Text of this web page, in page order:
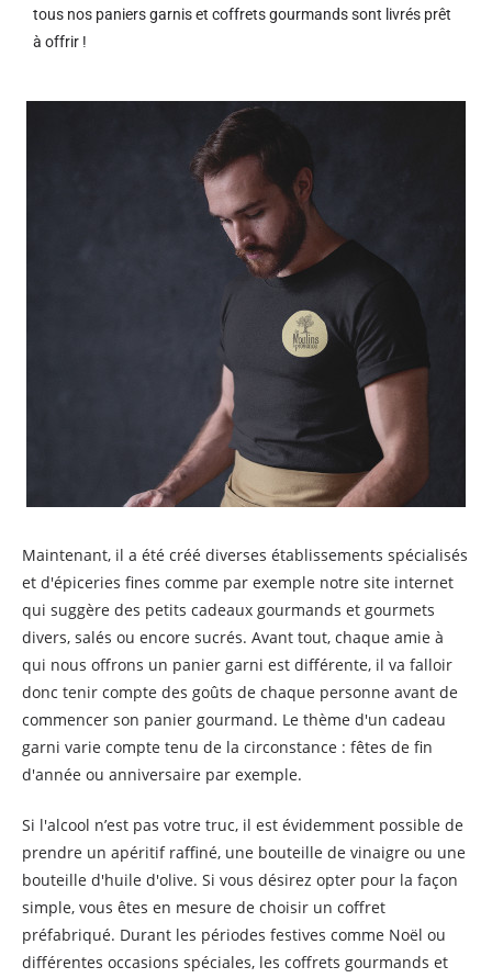
tous nos paniers garnis et coffrets gourmands sont livrés prêt
à offrir !
Maintenant, il a été créé diverses établissements spécialisés
et d'épiceries fines comme par exemple notre site internet
qui suggère des petits cadeaux gourmands et gourmets
divers, salés ou encore sucrés. Avant tout, chaque amie à
qui nous offrons un panier garni est différente, il va falloir
donc tenir compte des goûts de chaque personne avant de
commencer son panier gourmand. Le thème d'un cadeau
garni varie compte tenu de la circonstance : fêtes de fin
d'année ou anniversaire par exemple.
Si l'alcool n’est pas votre truc, il est évidemment possible de
prendre un apéritif raffiné, une bouteille de vinaigre ou une
bouteille d'huile d'olive. Si vous désirez opter pour la façon
simple, vous êtes en mesure de choisir un coffret
préfabriqué. Durant les périodes festives comme Noël ou
différentes occasions spéciales, les coffrets gourmands et